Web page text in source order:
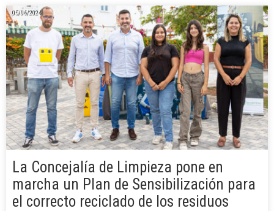
05/06/2024
La Concejalía de Limpieza pone en
marcha un Plan de Sensibilización para
el correcto reciclado de los residuos